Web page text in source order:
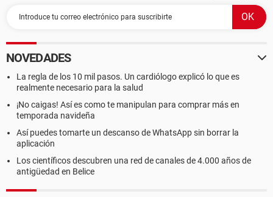
NOVEDADES
La regla de los 10 mil pasos. Un cardiólogo explicó lo que es
realmente necesario para la salud
¡No caigas! Así es como te manipulan para comprar más en
temporada navideña
Así puedes tomarte un descanso de WhatsApp sin borrar la
aplicación
Los científicos descubren una red de canales de 4.000 años de
antigüedad en Belice